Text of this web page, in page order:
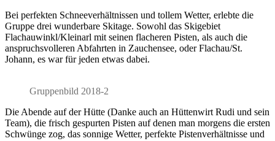
Bei perfekten Schneeverhältnissen und tollem Wetter, erlebte die
Gruppe drei wunderbare Skitage. Sowohl das Skigebiet
Flachauwinkl/Kleinarl mit seinen flacheren Pisten, als auch die
anspruchsvolleren Abfahrten in Zauchensee, oder Flachau/St.
Johann, es war für jeden etwas dabei.
Gruppenbild 2018-2
Die Abende auf der Hütte (Danke auch an Hüttenwirt Rudi und sein
Team), die frisch gespurten Pisten auf denen man morgens die ersten
Schwünge zog, das sonnige Wetter, perfekte Pistenverhältnisse und